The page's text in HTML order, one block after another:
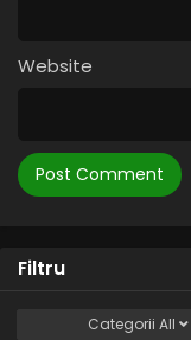
Website
Filtru
Categorii All